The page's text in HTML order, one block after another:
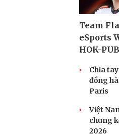
Team
eSports
HOK-
Chia
đồng
Paris
Việt
chung
2026